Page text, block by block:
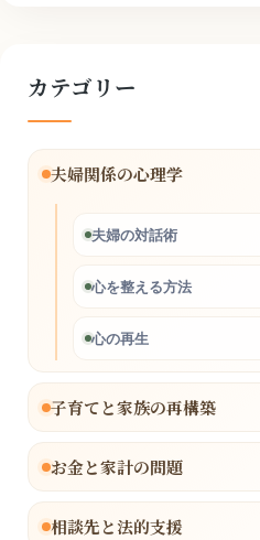
カテゴリー
夫婦関係の心理学
夫婦の対話術
心を整える方法
心の再生
子育てと家族の再構築
お金と家計の問題
相談先と法的支援